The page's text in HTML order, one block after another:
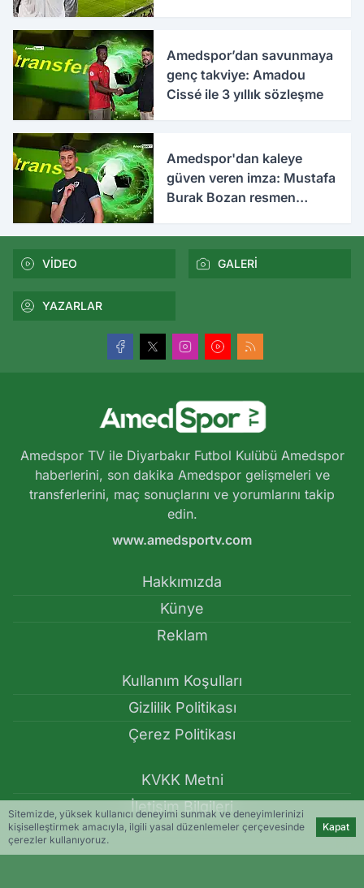
Amedspor’dan savunmaya
genç takviye: Amadou
Cissé ile 3 yıllık sözleşme
Amedspor'dan kaleye
güven veren imza: Mustafa
Burak Bozan resmen
VİDEO GALERİ
YAZARLAR
Amedspor TV ile Diyarbakır Futbol Kulübü Amedspor
haberlerini, son dakika Amedspor gelişmeleri ve
transferlerini, maç sonuçlarını ve yorumlarını takip
edin.
www.amedsportv.com
Hakkımızda
Künye
Reklam
Kullanım Koşulları
Gizlilik Politikası
Çerez Politikası
KVKK Metni
İletişim Bilgileri
Sitemizde, yüksek kullanıcı deneyimi sunmak ve deneyimlerinizi
kişiselleştirmek amacıyla, ilgili yasal düzenlemeler çerçevesinde
çerezler kullanıyoruz.
Kapat